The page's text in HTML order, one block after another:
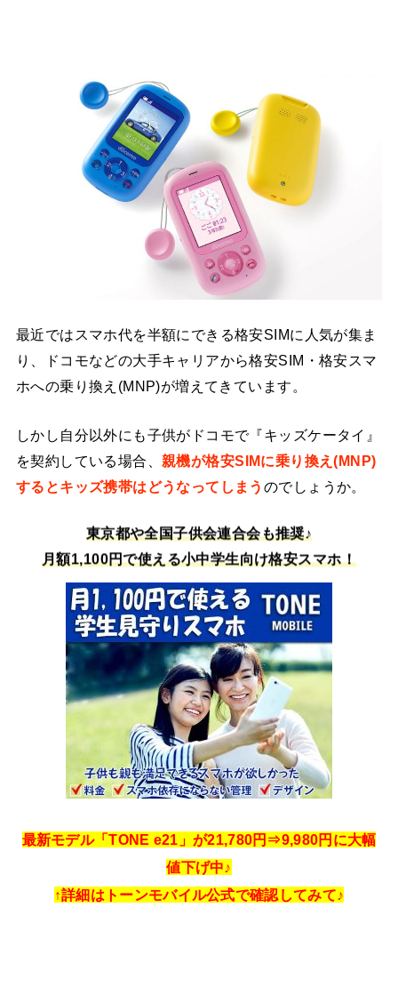
最近ではスマホ代を半額にできる格安SIMに人気が集ま
り、ドコモなどの大手キャリアから格安SIM・格安スマ
ホへの乗り換え(MNP)が増えてきています。
しかし自分以外にも子供がドコモで『キッズケータイ』
を契約している場合、親機が格安SIMに乗り換え(MNP)
するとキッズ携帯はどうなってしまう のでしょうか。
東京都や全国子供会連合会も推奨♪
月額1,100円で使える小中学生向け格安スマホ！
最新モデル「TONE e21」が21,780円⇒9,980円に大幅
値下げ中♪
↑詳細はトーンモバイル公式で確認してみて♪